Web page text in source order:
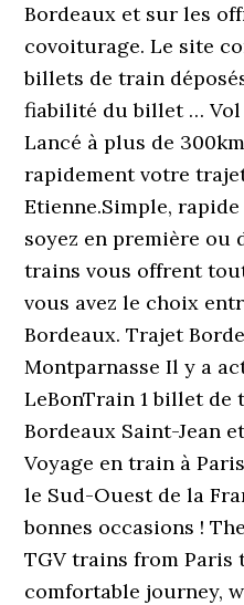
Bordeaux et sur les
covoiturage. Le site
billets de train
fiabilité du billet … Vol
Lancé à plus de
rapidement votre
Etienne.Simple,
soyez en première ou
trains vous offrent
vous avez le choix
Bordeaux. Trajet
Montparnasse Il y a
LeBonTrain 1 billet
Bordeaux Saint-Jean
Voyage en train à
le Sud-Ouest de la
bonnes occasions !
TGV trains from Paris
comfortable journey,